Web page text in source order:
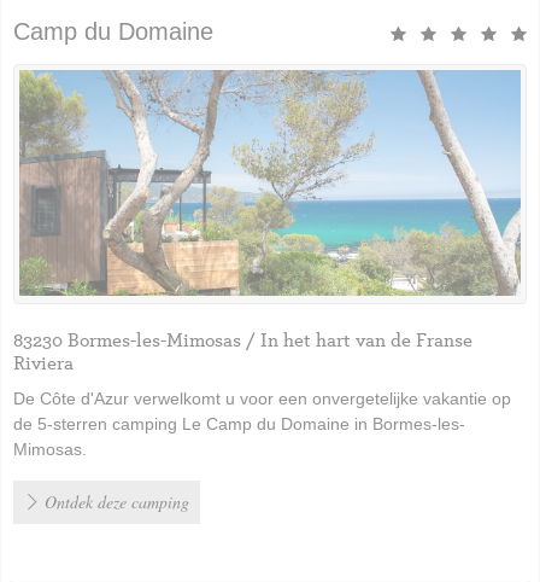
Camp du Domaine
83230 Bormes-les-Mimosas / In het hart van de Franse
Riviera
De Côte d'Azur verwelkomt u voor een onvergetelijke vakantie op
de 5-sterren camping Le Camp du Domaine in Bormes-les-
Mimosas.
Ontdek deze camping